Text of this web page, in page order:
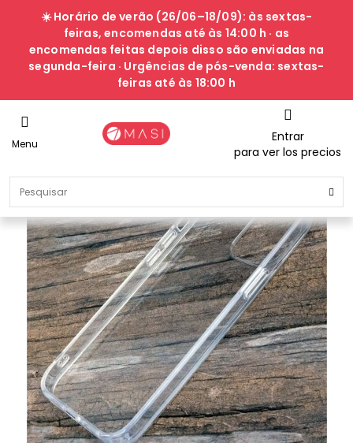
☀️ Horário de verão (26/06–18/09): às sextas-
feiras, encomendas até às 14:00 h · as
encomendas feitas depois disso são enviadas na
segunda-feira · Urgências de pós-venda: sextas-
feiras até às 18:00 h
Menu
Entrar
para ver los precios